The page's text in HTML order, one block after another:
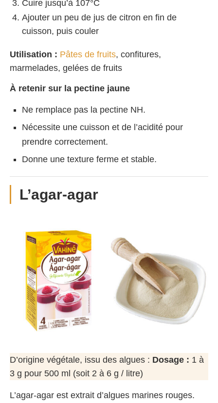
Cuire jusqu’à 107°C
Ajouter un peu de jus de citron en fin de
cuisson, puis couler
Utilisation : Pâtes de fruits, confitures,
marmelades, gelées de fruits
À retenir sur la pectine jaune
Ne remplace pas la pectine NH.
Nécessite une cuisson et de l’acidité pour
prendre correctement.
Donne une texture ferme et stable.
L’agar-agar
D’origine végétale, issu des algues : Dosage : 1 à
3 g pour 500 ml (soit 2 à 6 g / litre)
L’agar-agar est extrait d’algues marines rouges.